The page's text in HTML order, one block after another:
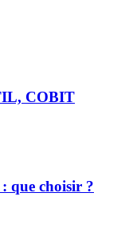
COBIT
que choisir ?